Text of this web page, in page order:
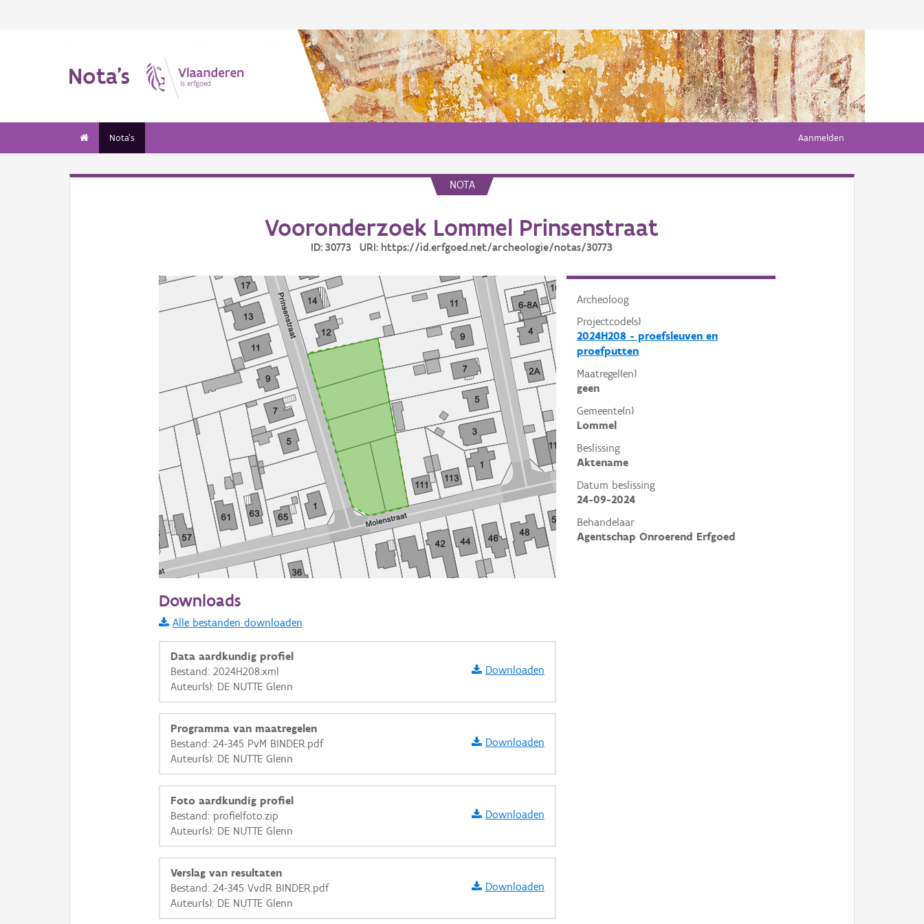
Nota's
Nota's Aanmelden
NOTA
Vooronderzoek Lommel Prinsenstraat
ID: 30773 URI: https://id.erfgoed.net/archeologie/notas/30773
Archeoloog
Projectcode(s)
2024H208 - proefsleuven en
proefputten
Maatregel(en)
geen
Gemeente(n)
Lommel
Beslissing
Aktename
Datum beslissing
24-09-2024
Behandelaar
Agentschap Onroerend Erfgoed
Informatie Vlaanderen
i
+ −
OSM-Basiskaart
Ortho
GRB-Basiskaart
GRB-Basiskaart in grijswaarden
Downloads
Alle bestanden downloaden
Data aardkundig profiel
Bestand: 2024H208.xml
Auteur(s): DE NUTTE Glenn
Downloaden
Programma van maatregelen
Bestand: 24-345 PvM BINDER.pdf
Auteur(s): DE NUTTE Glenn
Downloaden
Foto aardkundig profiel
Bestand: profielfoto.zip
Auteur(s): DE NUTTE Glenn
Downloaden
Verslag van resultaten
Bestand: 24-345 VvdR BINDER.pdf
Auteur(s): DE NUTTE Glenn
Downloaden